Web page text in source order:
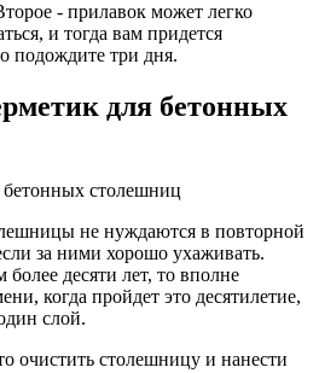
- прилавок может легко
и тогда вам придется
подождите три дня.
для бетонных
не нуждаются в повторной
за ними хорошо ухаживать.
десяти лет, то вполне
когда пройдет это десятилетие,
слой.
очистить столешницу и нанести